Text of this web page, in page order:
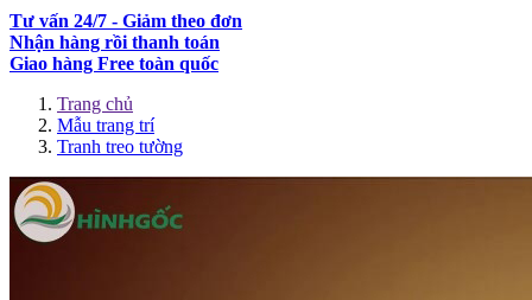
Tư vấn 24/7 - Giảm theo đơn
Nhận hàng rồi thanh toán
Giao hàng Free toàn quốc
Trang chủ
Mẫu trang trí
Tranh treo tường